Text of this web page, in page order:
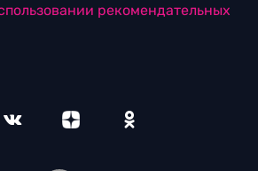
рекомендательных